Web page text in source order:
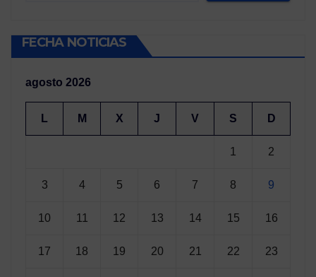
FECHA NOTICIAS
agosto 2026
L M X J V S D
1 2
3 4 5 6 7 8 9
10 11 12 13 14 15 16
17 18 19 20 21 22 23